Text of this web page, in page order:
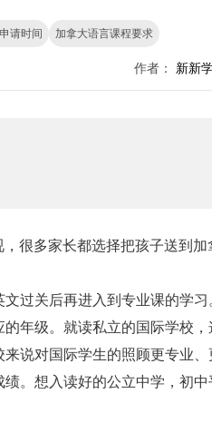
请时间 加拿大语言课程要求
作者： 新新
很多家长都选择把孩子送到
过关后再进入到专业课的学
年级。就读私立的国际学校
说对国际学生的照顾更专业、
。想入读好的公立中学，初中